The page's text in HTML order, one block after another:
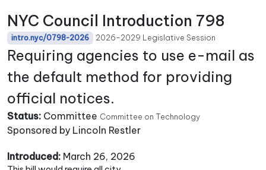
NYC Council Introduction 798
intro.nyc/0798-2026 2026-2029 Legislative Session
Requiring agencies to use e-mail as
the default method for providing
official notices.
Status: Committee Committee on Technology
Sponsored by Lincoln Restler
Introduced: March 26, 2026